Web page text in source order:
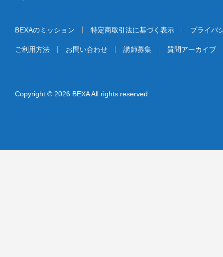
BEXAのミッション 特定商取引法に基づく表示 プライバ
ご利用方法 お問い合わせ 講師募集 質問アーカイブ
Copyright © 2026 BEXA All rights reserved.